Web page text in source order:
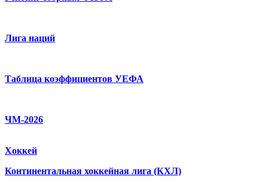
Лига наций
Таблица коэффициентов УЕФА
ЧМ-2026
Хоккей
Континентальная хоккейная лига (КХЛ)